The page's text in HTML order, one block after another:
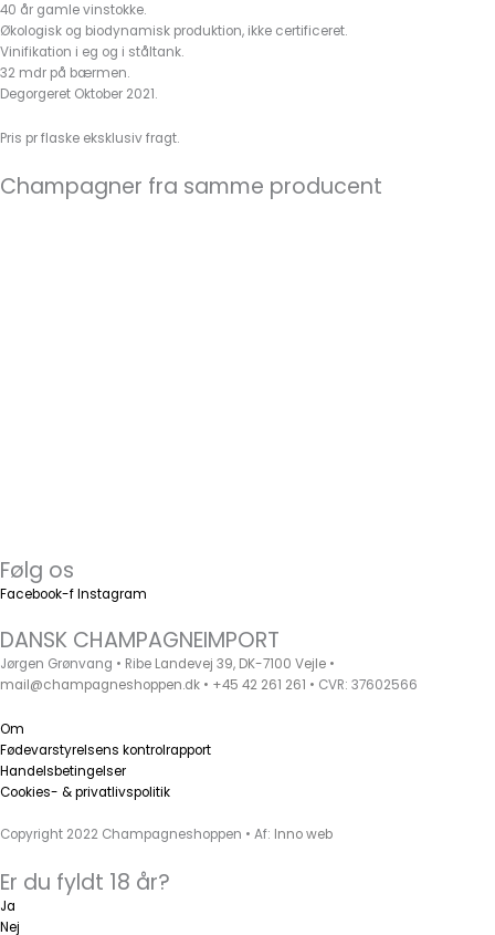
40 år gamle vinstokke.
Økologisk og biodynamisk produktion, ikke certificeret.
Vinifikation i eg og i ståltank.
32 mdr på bærmen.
Degorgeret Oktober 2021.
Pris pr flaske eksklusiv fragt.
Champagner fra samme producent
Følg os
Facebook-fInstagram
DANSK CHAMPAGNEIMPORT
Jørgen Grønvang • Ribe Landevej 39, DK-7100 Vejle •
mail@champagneshoppen.dk • +45 42 261 261 • CVR: 37602566
Om
Fødevarstyrelsens kontrolrapport
Handelsbetingelser
Cookies- & privatlivspolitik
Copyright 2022 Champagneshoppen • Af: Inno web
Er du fyldt 18 år?
Ja
Nej